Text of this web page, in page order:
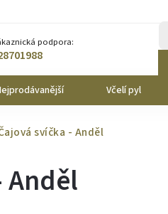
podpora:
Včelí pyl
svíčka - Anděl
Anděl